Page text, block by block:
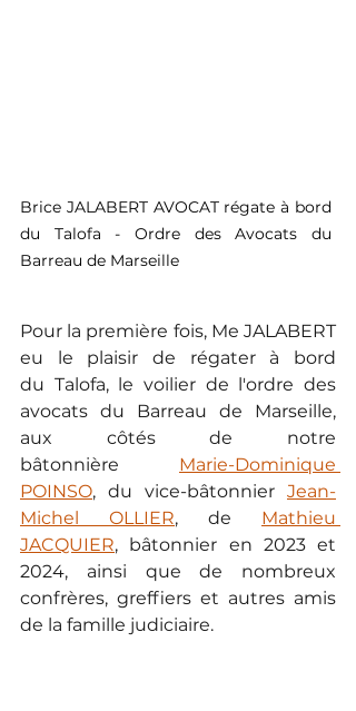
Brice JALABERT AVOCAT régate à bord
du Talofa - Ordre des Avocats du
Barreau de Marseille
Pour la première fois, Me JALABERT
eu le plaisir de régater à bord
du Talofa, le voilier de l'ordre des
avocats du Barreau de Marseille,
aux côtés de notre
bâtonnière
Marie-Dominique
POINSO, du vice-bâtonnier Jean-
Michel OLLIER, de
Mathieu
JACQUIER, bâtonnier en 2023 et
2024, ainsi que de nombreux
confrères, greffiers et autres amis
de la famille judiciaire.